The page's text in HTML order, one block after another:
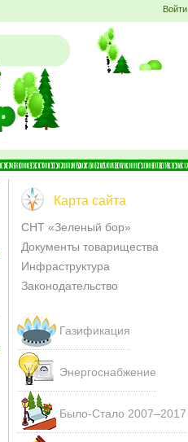
Войти
Карта сайта
СНТ «Зеленый бор»
Документы товарищества
Инфраструктура
Законодательство
Газификация
Энергоснабжение
Было-Стало 2007–2017